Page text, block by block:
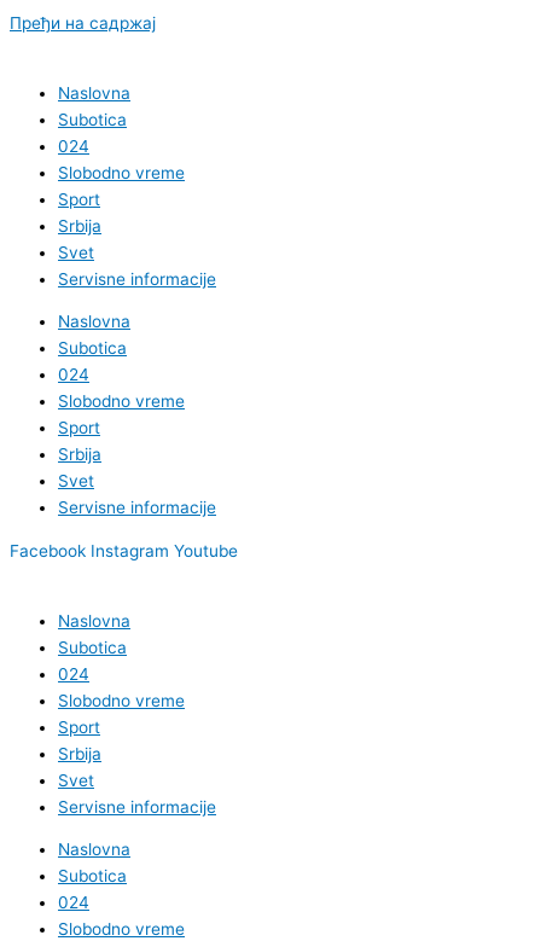
Пређи на садржај
Naslovna
Subotica
024
Slobodno vreme
Sport
Srbija
Svet
Servisne informacije
Naslovna
Subotica
024
Slobodno vreme
Sport
Srbija
Svet
Servisne informacije
Facebook Instagram Youtube
Naslovna
Subotica
024
Slobodno vreme
Sport
Srbija
Svet
Servisne informacije
Naslovna
Subotica
024
Slobodno vreme